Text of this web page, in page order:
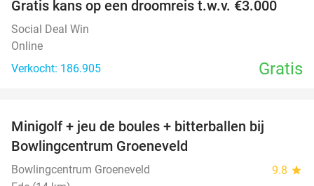
Gratis kans op een droomreis t.w.v. €3.000
Social Deal Win
Online
Verkocht: 186.905
Gratis
NEW
TODAY
Minigolf + jeu de boules + bitterballen bij
Bowlingcentrum Groeneveld
Bowlingcentrum Groeneveld 9.8 star